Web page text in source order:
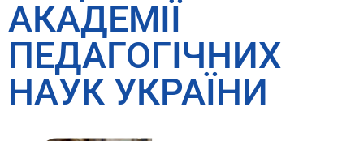
АКАДЕМІЇ
ПЕДАГОГІЧНИХ
НАУК УКРАЇНИ